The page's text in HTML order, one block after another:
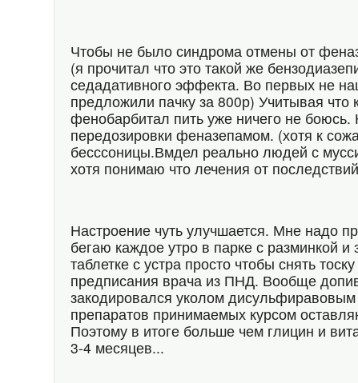
Чтобы не было синдрома отмены от
(я прочитал что это такой же
седадативного эффекта. Во первых не
предложили пачку за 800р) Учитывая
фенобарбитал пить уже ничего не
передозировки феназепамом. (хотя к
бесссоницы.Вмдел реально людей с
хотя понимаю что лечения от
Настроение чуть улучшается. Мне надо
бегаю каждое утро в парке с разминкой
таблетке с устра просто чтобы снять
предписания врача из ПНД. Вообще допив
закодировался уколом
препаратов принимаемых курсом
Поэтому в итоге больше чем глицин и
3-4 месяцев...